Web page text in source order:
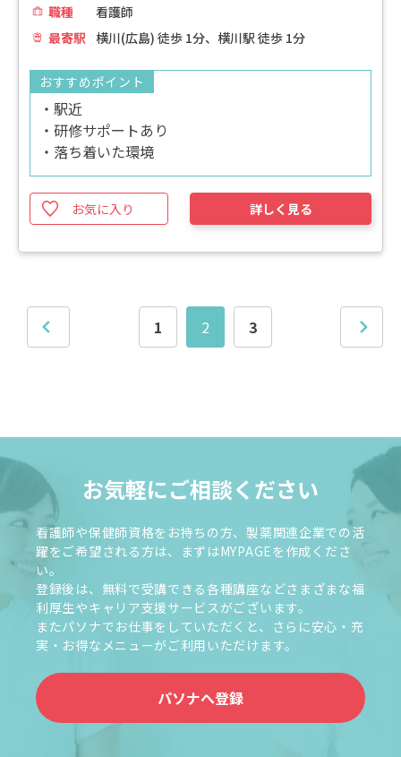
職種
看護師
最寄駅 横川(広島) 徒歩 1分、横川駅 徒歩 1分
おすすめポイント
・駅近
・研修サポートあり
・落ち着いた環境
お気に入り 詳しく見る
1 2 3
お気軽にご相談ください
看護師や保健師資格をお持ちの方、製薬関連企業での活
躍をご希望される方は、まずはMYPAGEを作成くださ
い。
登録後は、無料で受講できる各種講座などさまざまな福
利厚生やキャリア支援サービスがございます。
またパソナでお仕事をしていただくと、さらに安心・充
実・お得なメニューがご利用いただけます。
パソナへ登録